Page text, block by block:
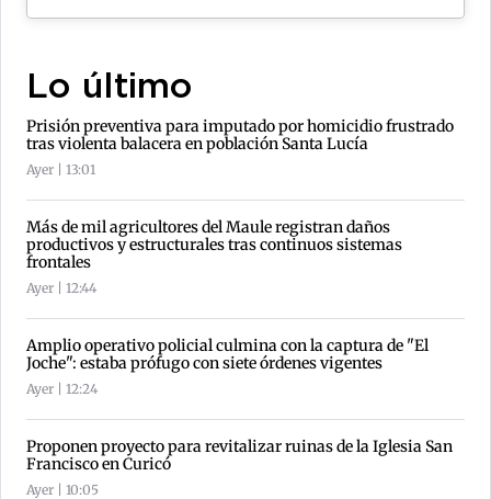
Lo último
Prisión preventiva para imputado por homicidio frustrado
tras violenta balacera en población Santa Lucía
Ayer | 13:01
Más de mil agricultores del Maule registran daños
productivos y estructurales tras continuos sistemas
frontales
Ayer | 12:44
Amplio operativo policial culmina con la captura de "El
Joche": estaba prófugo con siete órdenes vigentes
Ayer | 12:24
Proponen proyecto para revitalizar ruinas de la Iglesia San
Francisco en Curicó
Ayer | 10:05